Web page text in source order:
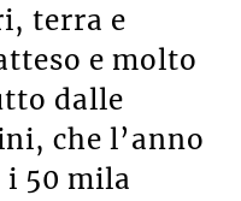
terra e
e molto
dalle
che l’anno
i 50 mila